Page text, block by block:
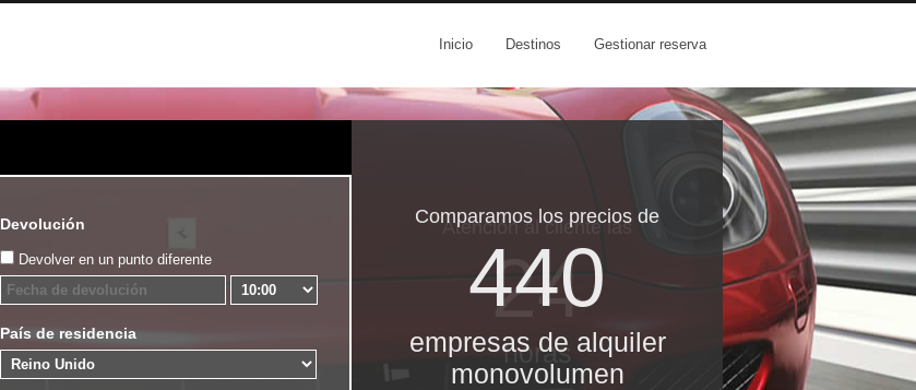
Inicio Destinos Gestionar reserva
Devolución
Devolver en un punto diferente
País de residencia
Comparamos los precios de
440
empresas de alquiler
monovolumen
Atención al cliente las
24
horas